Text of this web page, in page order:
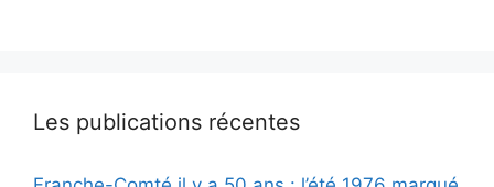
Les publications récentes